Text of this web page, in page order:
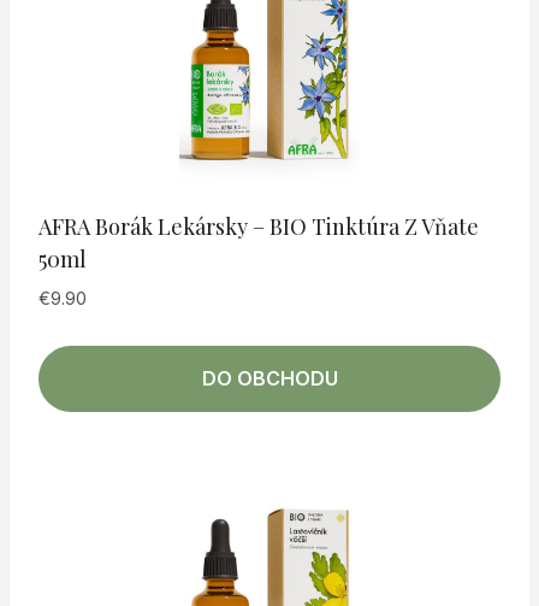
AFRA Borák Lekársky – BIO Tinktúra Z Vňate
50ml
€9.90
DO OBCHODU